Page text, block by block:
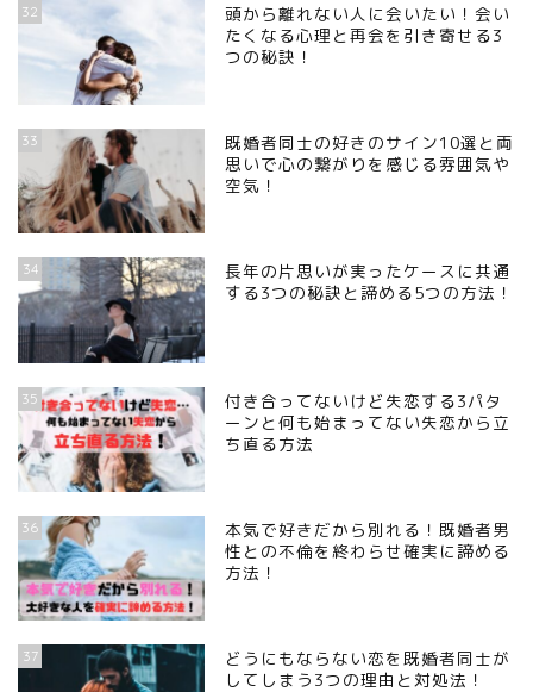
32
頭から離れない人に会いたい！会い
たくなる心理と再会を引き寄せる3
つの秘訣！
33
既婚者同士の好きのサイン10選と両
思いで心の繋がりを感じる雰囲気や
空気！
34
長年の片思いが実ったケースに共通
する3つの秘訣と諦める5つの方法！
35
付き合ってないけど失恋する3パタ
ーンと何も始まってない失恋から立
ち直る方法
36
本気で好きだから別れる！既婚者男
性との不倫を終わらせ確実に諦める
方法！
37
どうにもならない恋を既婚者同士が
してしまう3つの理由と対処法！